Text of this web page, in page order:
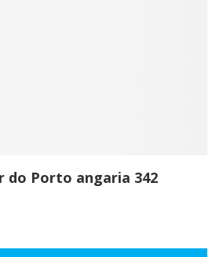
do Porto angaria 342